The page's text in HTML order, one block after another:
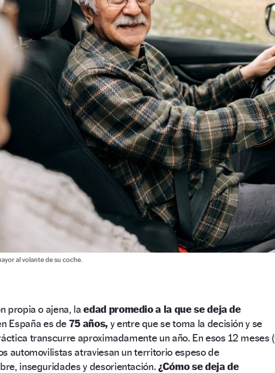
al volante de su coche.
propia o ajena, laedad promedio a la que se deja de
España es de 75 años, y entre que se toma la decisión y se
transcurre aproximadamente un año. En esos 12 meses
automovilistas atraviesan un territorio espeso de
inseguridades y desorientación.¿Cómo se deja de